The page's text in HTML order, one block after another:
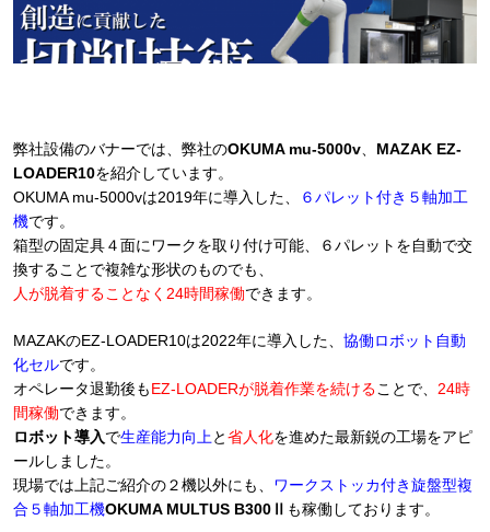
弊社設備のバナーでは、弊社のOKUMA mu-5000v
MAZAK EZ-
LOADER10を紹介しています。
OKUMA mu-5000vは2019年に導入した、
６パレット付き５軸加工
機です。
箱型の固定具４面にワークを取り付け可能、６パレットを自動で交
換することで複雑な形状のものでも、
人が脱着することなく24時間稼働できます。
MAZAKのEZ-LOADER10は2022年に導入した、 協働ロボット自動
化セルです。
オペレータ退勤後もEZ-LOADERが脱着作業を続けることで、 24時
間稼働できます。
ロボット導入で生産能力向上と省人化を進めた最新鋭の工場をアピ
ールしました。
現場では上記ご紹介の２機以外にも、 ワークストッカ付き旋盤型複
合５軸加工機OKUMA MULTUS B300Ⅱ も稼働しております。